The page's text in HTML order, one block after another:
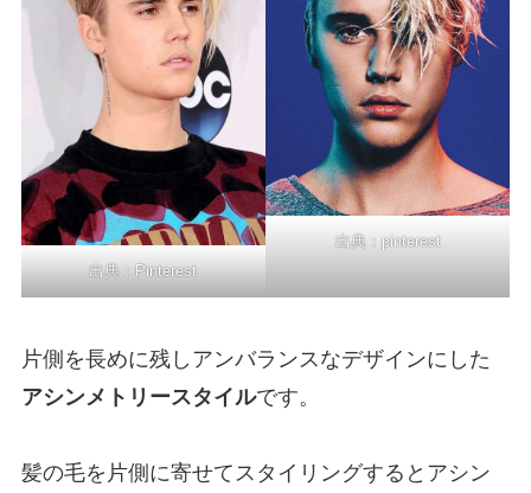
出典： Pinterest
出典： pinterest
片側を長めに残しアンバランスなデザインにした
アシンメトリースタイルです。
髪の毛を片側に寄せてスタイリングするとアシン